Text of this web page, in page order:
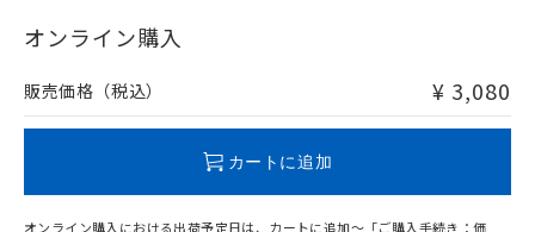
在庫等で未対応品が混在する可能性があります。
問い合わせください。
オンライン購入
販売価格（税込） ¥ 3,080
カートに追加
オンライン購入における出荷予定日は、カートに追加～「ご購入手続き：価